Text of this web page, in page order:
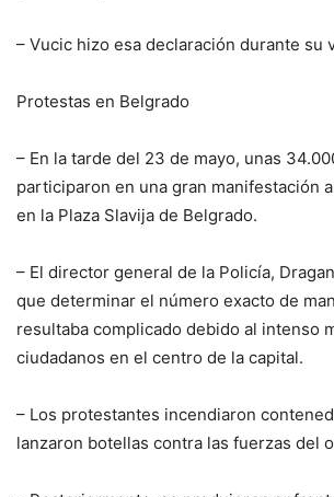
– Vucic hizo esa declaración durante su
Protestas en Belgrado
– En la tarde del 23 de mayo, unas
participaron en una gran manifestación
en la Plaza Slavija de Belgrado.
– El director general de la Policía,
que determinar el número exacto de
resultaba complicado debido al intenso
ciudadanos en el centro de la capital.
– Los protestantes incendiaron
lanzaron botellas contra las fuerzas del